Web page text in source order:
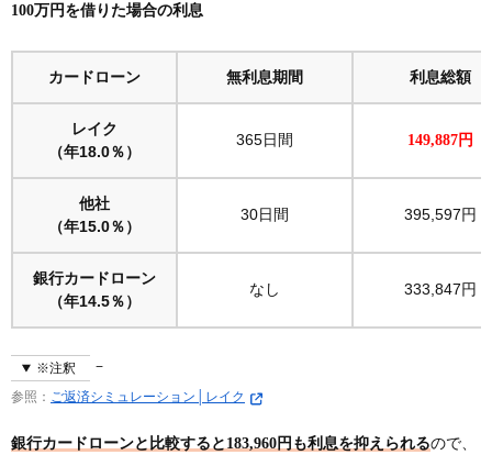
100万円を借りた場合の利息
カードローン 無利息期間 利息総額
レイク
（年18.0％）
365日間 149,887円
他社
（年15.0％）
30日間 395,597円
銀行カードローン
（年14.5％）
なし 333,847円
※注釈
参照： ご返済シミュレーション│レイク
銀行カードローンと比較すると183,960円も利息を抑えられるので、